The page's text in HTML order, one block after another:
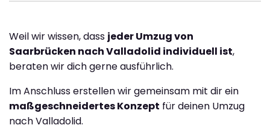
Weil wir wissen, dass jeder Umzug von
Saarbrücken nach Valladolid individuell ist,
beraten wir dich gerne ausführlich.
Im Anschluss erstellen wir gemeinsam mit dir ein
maßgeschneidertes Konzept für deinen Umzug
nach Valladolid.